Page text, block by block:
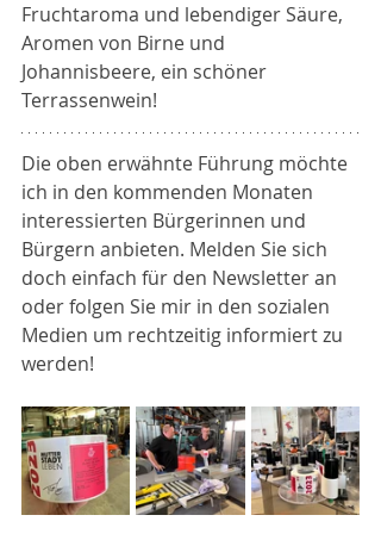
Fruchtaroma und lebendiger Säure,
Aromen von Birne und
Johannisbeere, ein schöner
Terrassenwein!
Die oben erwähnte Führung möchte
ich in den kommenden Monaten
interessierten Bürgerinnen und
Bürgern anbieten. Melden Sie sich
doch einfach für den Newsletter an
oder folgen Sie mir in den sozialen
Medien um rechtzeitig informiert zu
werden!